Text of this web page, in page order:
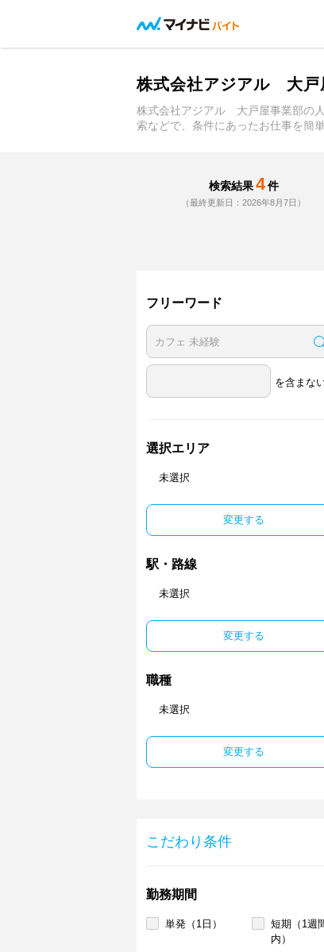
株式会社アジアル 大戸
株式会社アジアル 大戸屋事業部の
索などで、条件にあったお仕事を簡
検索結果 4 件
（最終更新日：2026年8月7日）
フリーワード
を含まな
選択エリア
未選択
変更する
駅・路線
未選択
変更する
職種
未選択
変更する
こだわり条件
勤務期間
単発（1日）
短期（1週
内）